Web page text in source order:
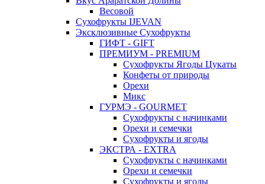
Весовой
Сухофрукты IJEVAN
Эксклюзивные Сухофрукты
ГИФТ - GIFT
ПРЕМИУМ - PREMIUM
Сухофрукты Ягоды Цукаты
Конфеты от природы
Орехи
Микс
ГУРМЭ - GOURMET
Сухофрукты с начинками
Орехи и семечки
Сухофрукты и ягоды
ЭКСТРА - EXTRA
Сухофрукты с начинками
Орехи и семечки
Сухофрукты и ягоды